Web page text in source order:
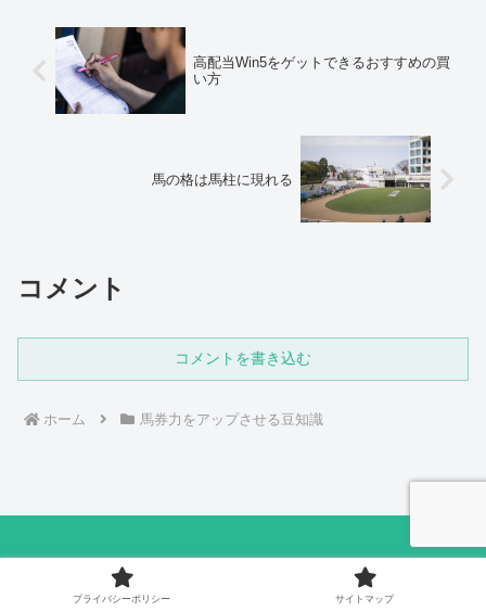
高配当Win5をゲットできるおすすめの買
い方
馬の格は馬柱に現れる
コメント
コメントを書き込む
ホーム 馬券力をアップさせる豆知識
【楽らく競馬】予想せず単勝人気ゾーンで絞る
プライバシーポリシー サイトマップ